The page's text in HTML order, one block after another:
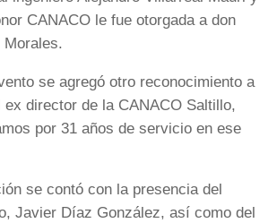
CANACO le fue otorgada a don
Morales.
se agregó otro reconocimiento a
director de la CANACO Saltillo,
por 31 años de servicio en ese
se contó con la presencia del
Javier Díaz González, así como del